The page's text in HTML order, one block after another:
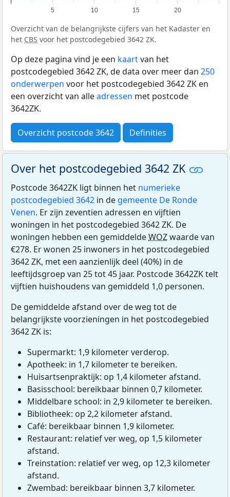
5 10 15 20
Overzicht van de belangrijkste cijfers van het Kadaster en
het CBS voor het postcodegebied 3642 ZK.
Op deze pagina vind je een kaartvan het
postcodegebied 3642 ZK, de data over meer dan 250
onderwerpen voor het postcodegebied 3642 ZK en
een overzicht van alleadressen met postcode
3642ZK.
Overzicht postcode 3642 Definities
Over het postcodegebied 3642 ZK
Postcode 3642ZK ligt binnen het numerieke
postcodegebied 3642 in de gemeente De Ronde
Venen. Er zijn zeventien adressen en vijftien
woningen in het postcodegebied 3642 ZK. De
woningen hebben een gemiddeldeWOZwaarde van
€278. Er wonen 25 inwoners in het postcodegebied
3642 ZK, met een aanzienlijk deel (40%) in de
leeftijdsgroep van 25 tot 45 jaar. Postcode 3642ZK telt
vijftien huishoudens van gemiddeld 1,0 personen.
De gemiddelde afstand over de weg tot de
belangrijkste voorzieningen in het postcodegebied
3642 ZK is:
Supermarkt: 1,9 kilometer verderop.
Apotheek: in 1,7 kilometer te bereiken.
Huisartsenpraktijk: op 1,4 kilometer afstand.
Basisschool: bereikbaar binnen 0,7 kilometer.
Middelbare school: in 2,9 kilometer te bereiken.
Bibliotheek: op 2,2 kilometer afstand.
Café: bereikbaar binnen 1,9 kilometer.
Restaurant: relatief ver weg, op 1,5 kilometer
afstand.
Treinstation: relatief ver weg, op 12,3 kilometer
afstand.
Zwembad: bereikbaar binnen 3,7 kilometer.